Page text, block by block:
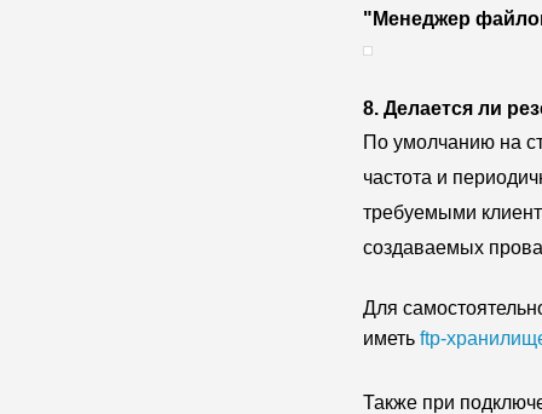
"Менеджер
8. Делается ли
По умолчанию на
частота и
требуемыми
создаваемых
Для
иметь ftp-
Также при